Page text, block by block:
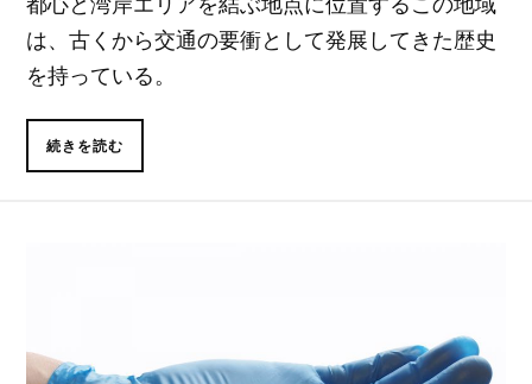
は、古くから交通の要衝として発展してきた歴史
を持っている。
続きを読む